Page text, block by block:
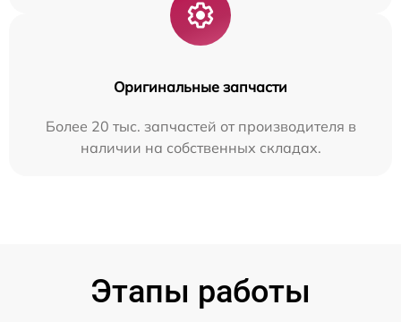
Оригинальные запчасти
Более 20 тыс. запчастей от производителя в
наличии на собственных складах.
Этапы работы